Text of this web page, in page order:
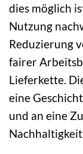
dies möglich
Nutzung
Reduzierung
fairer
Lieferkette.
eine
und an eine